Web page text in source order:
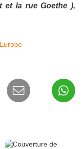
et la rue Goethe ),